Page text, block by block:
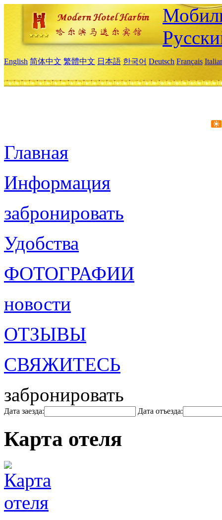
English 简体中文 繁體中文 日本語 한국어 Deutsch Français
Главная
Информация
забронировать
Удобства
ФОТОГРАФИИ
новости
ОТЗЫВЫ
СВЯЖИТЕСЬ
забронировать
Дата заезда: Дата отъезда:
Карта отеля